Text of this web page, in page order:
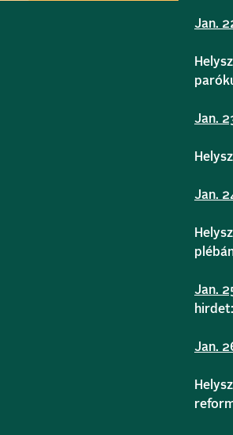
Jan.
Jan.
Jan.
Jan.
Jan.